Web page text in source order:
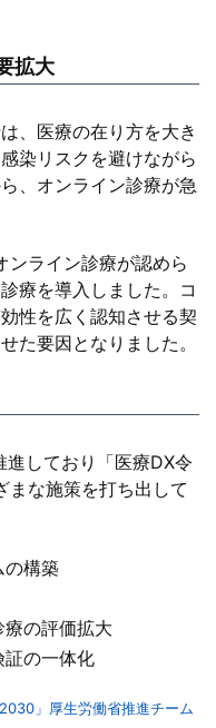
拡大
、医療の在り方を大き
染リスクを避けながら
、オンライン診療が急
ライン診療が認めら
療を導入しました。コ
性を広く認知させる契
た要因となりました。
しており「医療DX令
な施策を打ち出して
の構築
の評価拡大
証の一体化
」厚生労働省推進チーム